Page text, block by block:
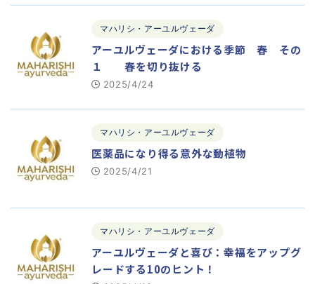
マハリシ・アーユルヴェーダ
アーユルヴェーダにおける季節 春 その
１ 春を切り抜ける
2025/4/24
マハリシ・アーユルヴェーダ
医薬品になり得る意外な動植物
2025/4/21
マハリシ・アーユルヴェーダ
アーユルヴェーダと喜び：幸福をアップグ
レードする10のヒント！